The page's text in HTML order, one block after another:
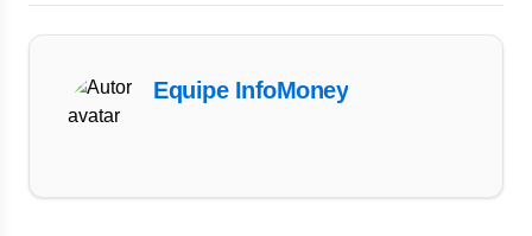
Equipe InfoMoney